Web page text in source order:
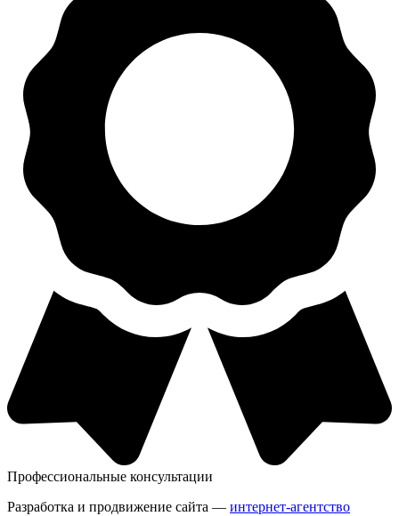
Профессиональные консультации
Разработка и продвижение сайта — интернет-агентство